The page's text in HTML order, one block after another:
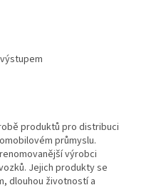
produktů pro distribuci
průmyslu.
výrobci
Jejich produkty se
dlouhou životností a